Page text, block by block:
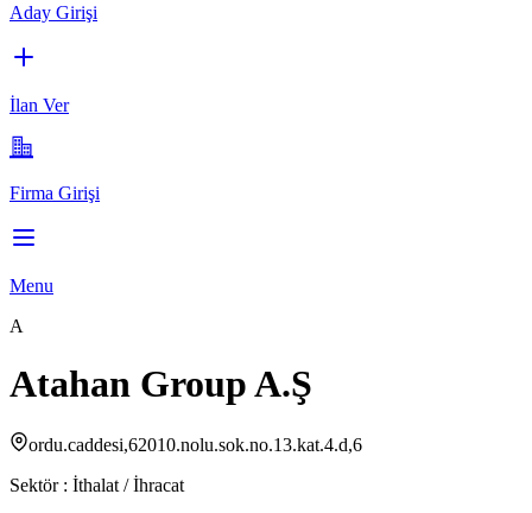
Aday Girişi
İlan Ver
Firma Girişi
Menu
A
Atahan Group A.Ş
ordu.caddesi,62010.nolu.sok.no.13.kat.4.d,6
Sektör : İthalat / İhracat